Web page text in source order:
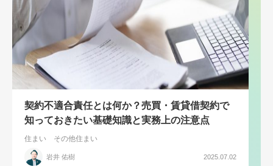
契約不適合責任とは何か？売買・賃貸借契約で
知っておきたい基礎知識と実務上の注意点
住まい その他住まい
岩井 佑樹 2025.07.02